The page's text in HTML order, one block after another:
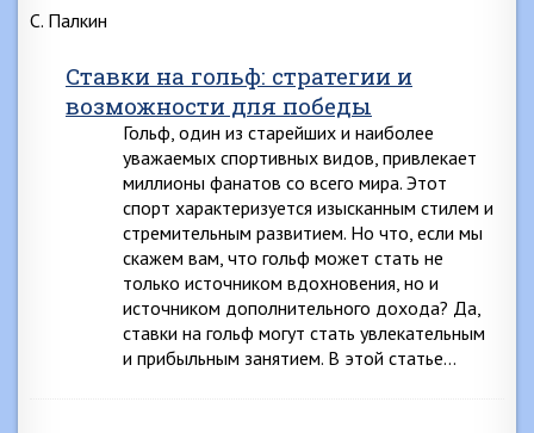
С. Палкин
Ставки на гольф: стратегии и
возможности для победы
Гольф, один из старейших и наиболее
уважаемых спортивных видов, привлекает
миллионы фанатов со всего мира. Этот
спорт характеризуется изысканным стилем и
стремительным развитием. Но что, если мы
скажем вам, что гольф может стать не
только источником вдохновения, но и
источником дополнительного дохода? Да,
ставки на гольф могут стать увлекательным
и прибыльным занятием. В этой статье…